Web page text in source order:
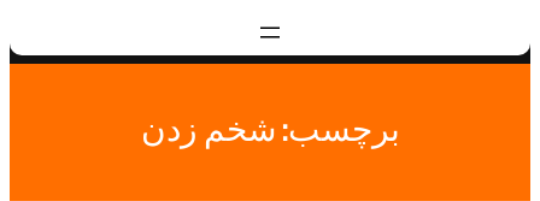
برچسب:شخم زدن